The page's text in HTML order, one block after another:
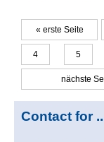
Seiten
« erste Seite
4 5
nächste
Contact for